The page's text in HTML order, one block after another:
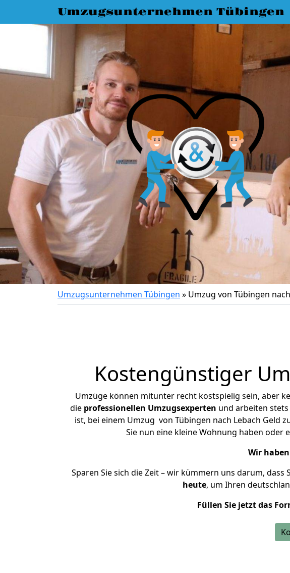
Umzugsunternehmen Tübingen
Umzugsunternehmen Tübingen » Umzug von Tübingen
Kostengünstiger
Umzüge können mitunter recht kostspielig sein, aber
die professionellen Umzugsexperten und arbeiten
ist, bei einem Umzug von Tübingen nach Lebach Geld
Sie nun eine kleine Wohnung haben oder
Wir
Sparen Sie sich die Zeit – wir kümmern uns darum, dass
heute, um Ihren
Füllen Sie jetzt das